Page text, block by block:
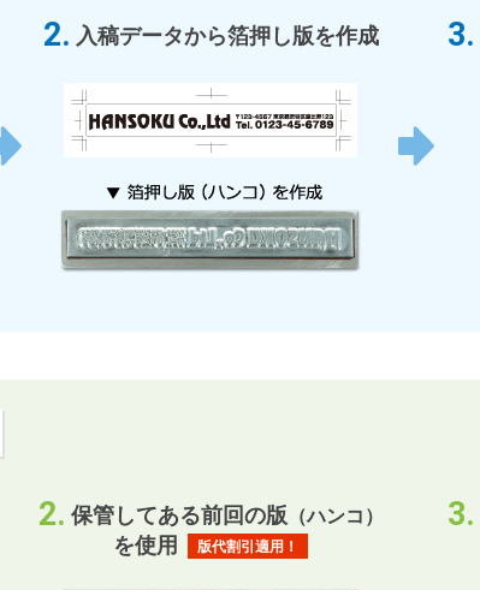
入稿データから箔押し版を作成
保管してある前回の版 （ハンコ）
を使用 版代割引適用！